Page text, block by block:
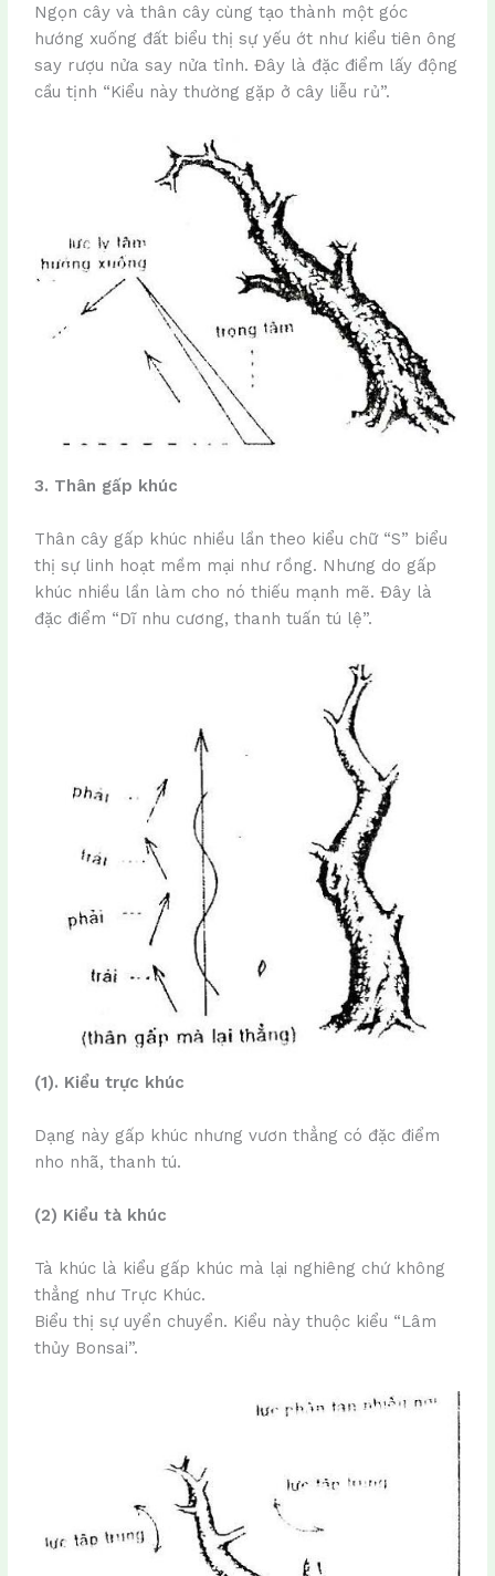
Ngọn cây và thân cây cùng tạo thành một góc
hướng xuống đất biểu thị sự yếu ớt như kiểu tiên ông
say rượu nửa say nửa tỉnh. Đây là đặc điểm lấy động
cầu tịnh “Kiểu này thường gặp ở cây liễu rủ”.
3. Thân gấp khúc
Thân cây gấp khúc nhiều lần theo kiểu chữ “S” biểu
thị sự linh hoạt mềm mại như rồng. Nhưng do gấp
khúc nhiều lần làm cho nó thiếu mạnh mẽ. Đây là
đặc điểm “Dĩ nhu cương, thanh tuấn tú lệ”.
(1). Kiểu trực khúc
Dạng này gấp khúc nhưng vươn thẳng có đặc điểm
nho nhã, thanh tú.
(2) Kiểu tà khúc
Tà khúc là kiểu gấp khúc mà lại nghiêng chứ không
thẳng như Trực Khúc.
Biểu thị sự uyển chuyển. Kiểu này thuộc kiểu “Lâm
thủy Bonsai”.